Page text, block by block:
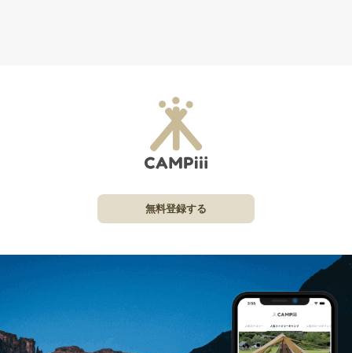
無料登録する